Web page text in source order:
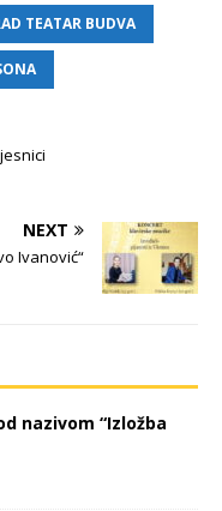
TEATAR BUDVA
NEXT
Ivanović“
nazivom “Izložba